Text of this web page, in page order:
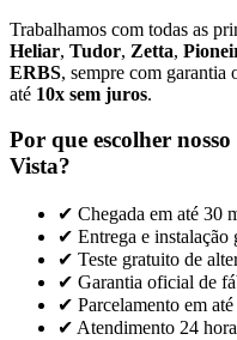
Trabalhamos com todas as
Heliar, Tudor, Zetta,
ERBS, sempre com garantia
até 10x sem juros.
Por que escolher
Vista?
✔ Chegada em até 30
✔ Entrega e instalação
✔ Teste gratuito de
✔ Garantia oficial de
✔ Parcelamento em
✔ Atendimento 24